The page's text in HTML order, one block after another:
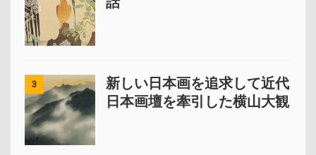
3
新しい日本画を追求して近代
日本画壇を牽引した横山大観